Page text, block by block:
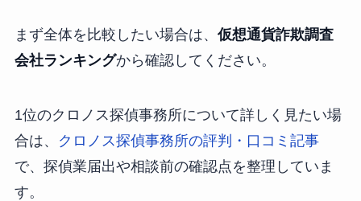
まず全体を比較したい場合は、仮想通貨詐欺調査
会社ランキングから確認してください。
1位のクロノス探偵事務所について詳しく見たい場
合は、
クロノス探偵事務所の評判・口コミ記事
で、探偵業届出や相談前の確認点を整理していま
す。